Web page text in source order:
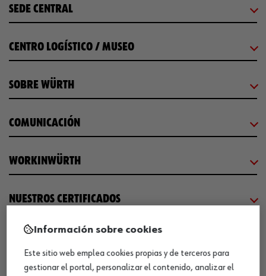
SEDE CENTRAL
CENTRO LOGÍSTICO / MUSEO
SOBRE WÜRTH
COMUNICACIÓN
WORKINWÜRTH
NUESTROS CERTIFICADOS
¡WÜRTH EMPRESA SOLIDARIA!
Información sobre cookies
Este sitio web emplea cookies propias y de terceros para
gestionar el portal, personalizar el contenido, analizar el